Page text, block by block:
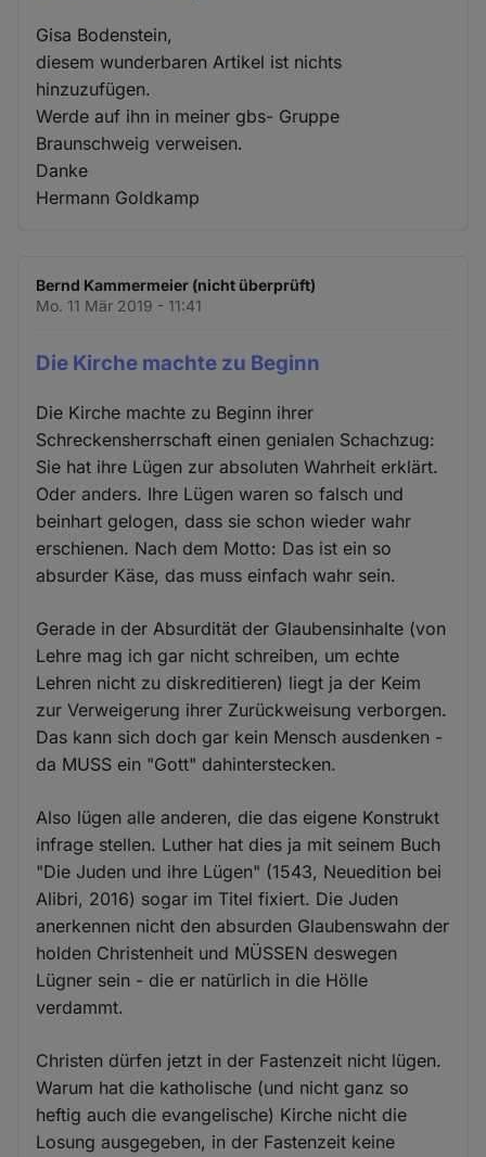
Gisa Bodenstein,
diesem wunderbaren Artikel ist nichts
hinzuzufügen.
Werde auf ihn in meiner gbs- Gruppe
Braunschweig verweisen.
Danke
Hermann Goldkamp
Bernd Kammermeier (nicht überprüft)
Mo. 11 Mär 2019 - 11:41
Die Kirche machte zu Beginn
Die Kirche machte zu Beginn ihrer
Schreckensherrschaft einen genialen Schachzug:
Sie hat ihre Lügen zur absoluten Wahrheit erklärt.
Oder anders. Ihre Lügen waren so falsch und
beinhart gelogen, dass sie schon wieder wahr
erschienen. Nach dem Motto: Das ist ein so
absurder Käse, das muss einfach wahr sein.
Gerade in der Absurdität der Glaubensinhalte (von
Lehre mag ich gar nicht schreiben, um echte
Lehren nicht zu diskreditieren) liegt ja der Keim
zur Verweigerung ihrer Zurückweisung verborgen.
Das kann sich doch gar kein Mensch ausdenken -
da MUSS ein "Gott" dahinterstecken.
Also lügen alle anderen, die das eigene Konstrukt
infrage stellen. Luther hat dies ja mit seinem Buch
"Die Juden und ihre Lügen" (1543, Neuedition bei
Alibri, 2016) sogar im Titel fixiert. Die Juden
anerkennen nicht den absurden Glaubenswahn der
holden Christenheit und MÜSSEN deswegen
Lügner sein - die er natürlich in die Hölle
verdammt.
Christen dürfen jetzt in der Fastenzeit nicht lügen.
Warum hat die katholische (und nicht ganz so
heftig auch die evangelische) Kirche nicht die
Losung ausgegeben, in der Fastenzeit keine